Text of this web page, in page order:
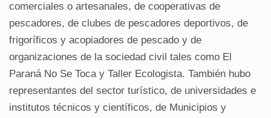
comerciales o artesanales, de cooperativas de
pescadores, de clubes de pescadores deportivos, de
frigoríficos y acopiadores de pescado y de
organizaciones de la sociedad civil tales como El
Paraná No Se Toca y Taller Ecologista. También hubo
representantes del sector turístico, de universidades e
institutos técnicos y científicos, de Municipios y